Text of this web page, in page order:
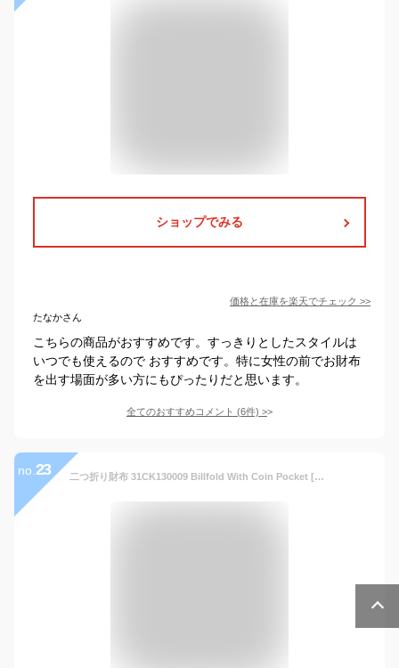
ショップでみる
価格と在庫を楽天でチェック >>
たなかさん
こちらの商品がおすすめです。すっきりとしたスタイルは
いつでも使えるので おすすめです。特に女性の前でお財布
を出す場面が多い方にもぴったりだと思います。
全てのおすすめコメント (6件) >
no. 23 二つ折り財布 31CK130009 Billfold With Coin Pocket [並行輸入品]